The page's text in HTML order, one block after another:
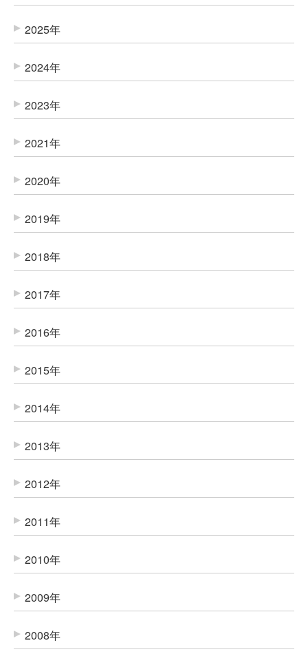
2025年
2024年
2023年
2021年
2020年
2019年
2018年
2017年
2016年
2015年
2014年
2013年
2012年
2011年
2010年
2009年
2008年